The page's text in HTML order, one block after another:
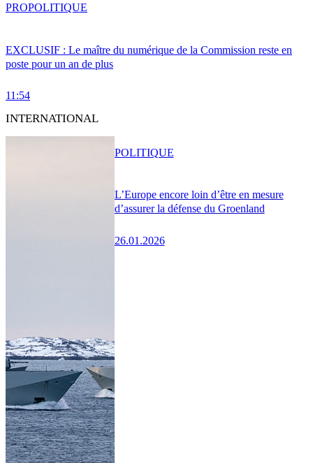
EXCLUSIF : Le maître du numérique de la Commission reste en
poste pour un an de plus
11:54
PROPOLITIQUE
INTERNATIONAL
L’Europe encore loin d’être en mesure
d’assurer la défense du Groenland
26.01.2026
POLITIQUE